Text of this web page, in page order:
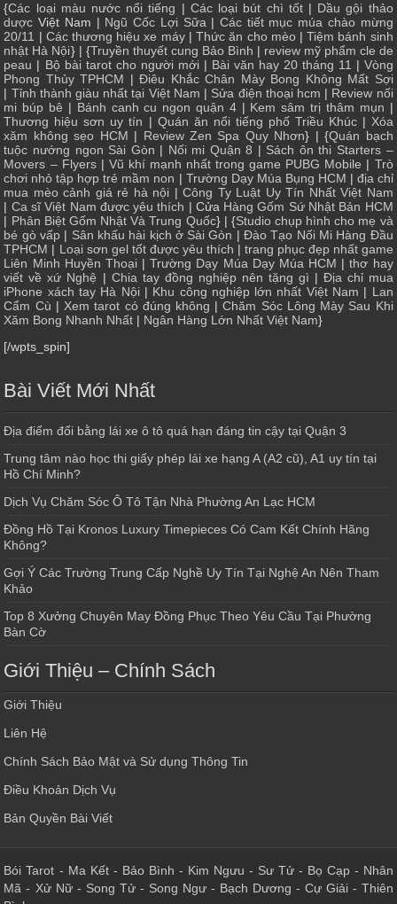
{Các loại màu nước nổi tiếng | Các loại bút chì tốt| Dầu gội thảo
dược Việt Nam | Ngũ Cốc Lợi Sữa | Các tiết mục múa chào mừng
20/11 | Các thương hiệu xe máy|Thức ăn cho mèo|Tiệm bánh sinh
nhật Hà Nội} | {Truyền thuyết cung Bảo Bình | review mỹ phẩm cle de
peau | Bộ bài tarot cho người mới| Bài văn hay 20 tháng 11 | Vòng
Phong Thủy TPHCM |Điêu Khắc Chân Mày Bong Không Mất Sợi
| Tỉnh thành giàu nhất tại Việt Nam | Sửa điện thoại hcm | Review nối
mi búp bê | Bánh canh cu ngon quận 4| Kem sâm trị thâm mụn |
Thương hiệu sơn uy tín | Quán ăn nổi tiếng phố Triều Khúc| Xóa
xăm không sẹo HCM | Review Zen Spa Quy Nhơn} | {Quán bạch
tuộc nướng ngon Sài Gòn | Nối mi Quận 8 | Sách ôn thi Starters –
Movers – Flyers| Vũ khí mạnh nhất trong game PUBG Mobile | Trò
chơi nhỏ tập hợp trẻ mầm non | Trường Dạy Múa Bụng HCM | địa chỉ
mua mèo cảnh giá rẻ hà nội |Công Ty Luật Uy Tín Nhất Việt Nam
| Ca sĩ Việt Nam được yêu thích | Cửa Hàng Gốm Sứ Nhật Bản HCM
| Phân Biệt Gốm Nhật Và Trung Quốc} | {Studio chụp hình cho mẹ và
bé gò vấp | Sân khấu hài kịch ở Sài Gòn |Đào Tạo Nối Mi Hàng Đầu
TPHCM | Loại sơn gel tốt được yêu thích | trang phục đẹp nhất game
Liên Minh Huyền Thoại|Trường Dạy Múa Dạy Múa HCM |thơ hay
viết về xứ Nghệ | Chia tay đồng nghiệp nên tặng gì | Địa chỉ mua
iPhone xách tay Hà Nội| Khu công nghiệp lớn nhất Việt Nam | Lan
Cẩm Cù | Xem tarot có đúng không |Chăm Sóc Lông Mày Sau Khi
Xăm Bong Nhanh Nhất | Ngân Hàng Lớn Nhất Việt Nam}
[/wpts_spin]
Bài Viết Mới Nhất
Địa điểm đổi bằng lái xe ô tô quá hạn đáng tin cậy tại Quận 3
Trung tâm nào học thi giấy phép lái xe hạng A (A2 cũ), A1 uy tín tại
Hồ Chí Minh?
Dịch Vụ Chăm Sóc Ô Tô Tận Nhà Phường An Lạc HCM
Đồng Hồ Tại Kronos Luxury Timepieces Có Cam Kết Chính Hãng
Không?
Gợi Ý Các Trường Trung Cấp Nghề Uy Tín Tại Nghệ An Nên Tham
Khảo
Top 8 Xưởng Chuyên May Đồng Phục Theo Yêu Cầu Tại Phường
Bàn Cờ
Giới Thiệu – Chính Sách
Giới Thiệu
Liên Hệ
Chính Sách Bảo Mật và Sử dụng Thông Tin
Điều Khoản Dịch Vụ
Bản Quyền Bài Viết
Bói Tarot - Ma Kết- Bảo Bình - Kim Ngưu - Sư Tử- Bọ Cạp- Nhân
Mã - Xử Nữ- Song Tử- Song Ngư- Bạch Dương - Cự Giải- Thiên